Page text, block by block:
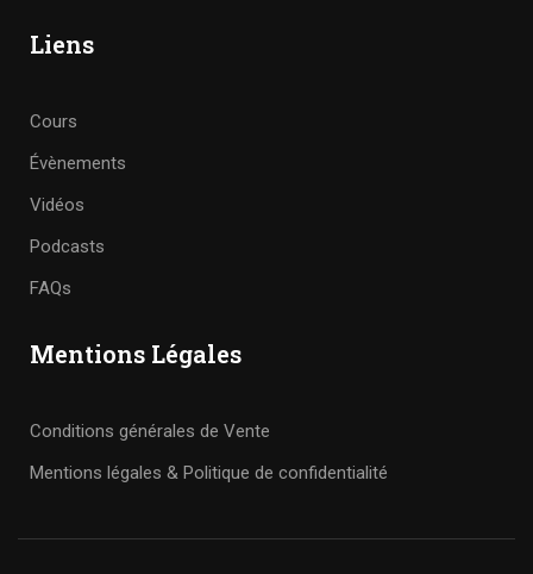
Liens
Cours
Évènements
Vidéos
Podcasts
FAQs
Mentions Légales
Conditions générales de Vente
Mentions légales & Politique de confidentialité